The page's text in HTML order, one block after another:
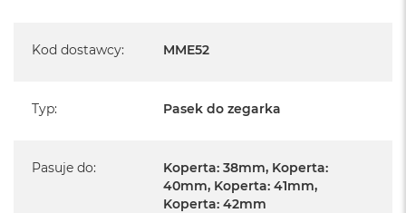
Kod dostawcy: MME52
Typ: Pasek do zegarka
Pasuje do:
Koperta: 38mm, Koperta:
40mm, Koperta: 41mm,
Koperta: 42mm